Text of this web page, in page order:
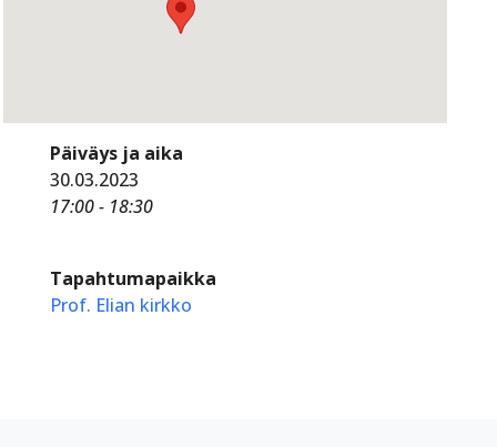
Päiväys ja aika
30.03.2023
17:00 - 18:30
Tapahtumapaikka
Prof. Elian kirkko